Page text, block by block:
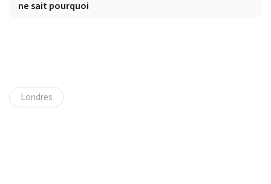
ne sait pourquoi
Londres